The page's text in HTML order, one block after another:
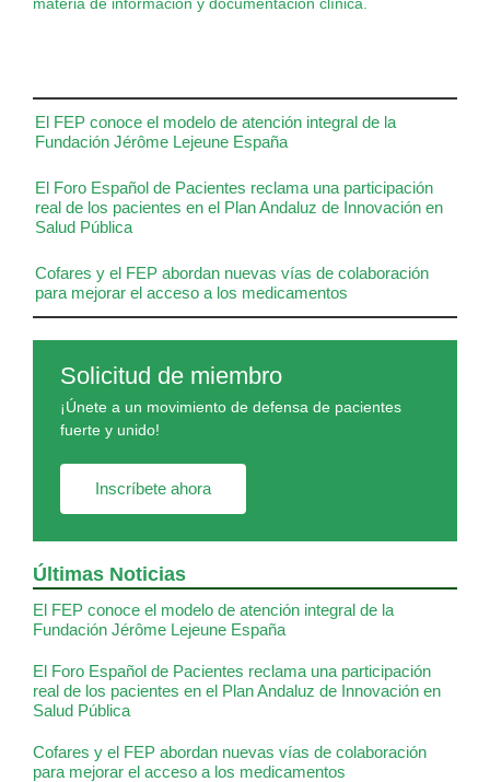
El FEP conoce el modelo de atención integral de la
Fundación Jérôme Lejeune España
El Foro Español de Pacientes reclama una participación
real de los pacientes en el Plan Andaluz de Innovación en
Salud Pública
Cofares y el FEP abordan nuevas vías de colaboración
para mejorar el acceso a los medicamentos
Solicitud de miembro
¡Únete a un movimiento de defensa de pacientes
fuerte y unido!
Inscríbete ahora
Últimas Noticias
El FEP conoce el modelo de atención integral de la
Fundación Jérôme Lejeune España
El Foro Español de Pacientes reclama una participación
real de los pacientes en el Plan Andaluz de Innovación en
Salud Pública
Cofares y el FEP abordan nuevas vías de colaboración
para mejorar el acceso a los medicamentos